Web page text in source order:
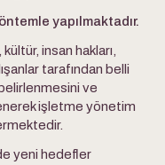
yapılmaktadır.
insan hakları,
tarafından belli
ve
işletme yönetim
yeni hedefler